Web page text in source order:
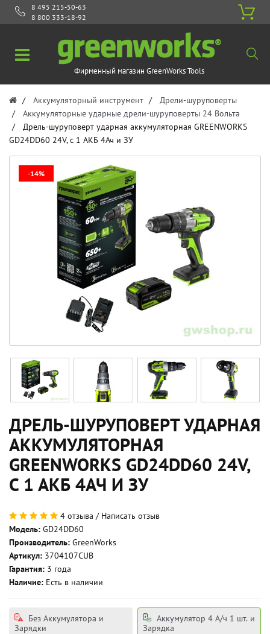
8 495 215-50-63
8 800 333-18-92
Фирменный магазин GreenWorks Tools
Аккумуляторный инструмент
Дрели-шуруповерты
Аккумуляторные ударные дрели-шуруповерты 24 Вольта
Дрель-шуруповерт ударная аккумуляторная GREENWORKS
GD24DD60 24V, с 1 АКБ 4Ач и ЗУ
-14%
ДРЕЛЬ-ШУРУПОВЕРТ УДАРНАЯ
АККУМУЛЯТОРНАЯ
GREENWORKS GD24DD60 24V,
С 1 АКБ 4АЧ И ЗУ
4 отзыва / Написать отзыв
Модель: GD24DD60
Производитель: GreenWorks
Артикул: 3704107CUB
Гарантия: 3 года
Наличие: Есть в наличии
Без Аккумулятора и
Зарядки
Аккумулятор 4 А/ч 1 шт. и
Зарядка